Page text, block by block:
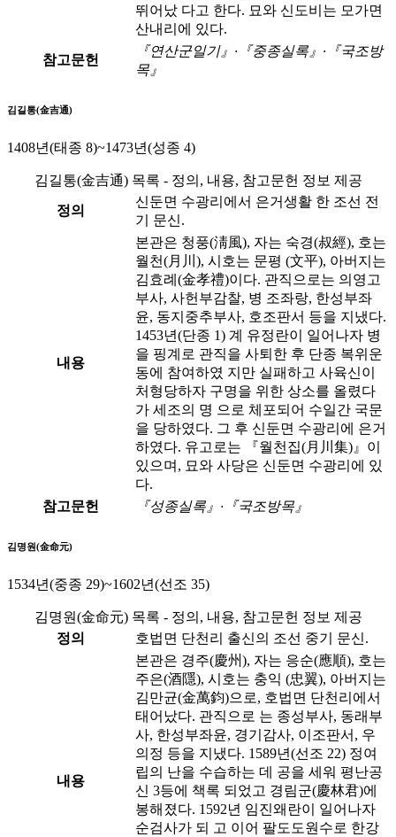
뛰어났 다고 한다. 묘와 신도비는 모가면
산내리에 있다.
참고문헌
『연산군일기』·『중종실록』·『국조방
목』
김길통(金吉通)
1408년(태종 8)~1473년(성종 4)
김길통(金吉通) 목록 - 정의, 내용, 참고문헌 정보 제공
정의
신둔면 수광리에서 은거생활 한 조선 전
기 문신.
내용
본관은 청풍(淸風), 자는 숙경(叔經), 호는
월천(月川), 시호는 문평 (文平), 아버지는
김효례(金孝禮)이다. 관직으로는 의영고
부사, 사헌부감찰, 병 조좌랑, 한성부좌
윤, 동지중추부사, 호조판서 등을 지냈다.
1453년(단종 1) 계 유정란이 일어나자 병
을 핑계로 관직을 사퇴한 후 단종 복위운
동에 참여하였 지만 실패하고 사육신이
처형당하자 구명을 위한 상소를 올렸다
가 세조의 명 으로 체포되어 수일간 국문
을 당하였다. 그 후 신둔면 수광리에 은거
하였다. 유고로는 『월천집(月川集)』이
있으며, 묘와 사당은 신둔면 수광리에 있
다.
참고문헌
『성종실록』·『국조방목』
김명원(金命元)
1534년(중종 29)~1602년(선조 35)
김명원(金命元) 목록 - 정의, 내용, 참고문헌 정보 제공
정의
호법면 단천리 출신의 조선 중기 문신.
내용
본관은 경주(慶州), 자는 응순(應順), 호는
주은(酒隱), 시호는 충익 (忠翼), 아버지는
김만균(金萬鈞)으로, 호법면 단천리에서
태어났다. 관직으로 는 종성부사, 동래부
사, 한성부좌윤, 경기감사, 이조판서, 우
의정 등을 지냈다. 1589년(선조 22) 정여
립의 난을 수습하는 데 공을 세워 평난공
신 3등에 책록 되었고 경림군(慶林君)에
봉해졌다. 1592년 임진왜란이 일어나자
순검사가 되 고 이어 팔도도원수로 한강